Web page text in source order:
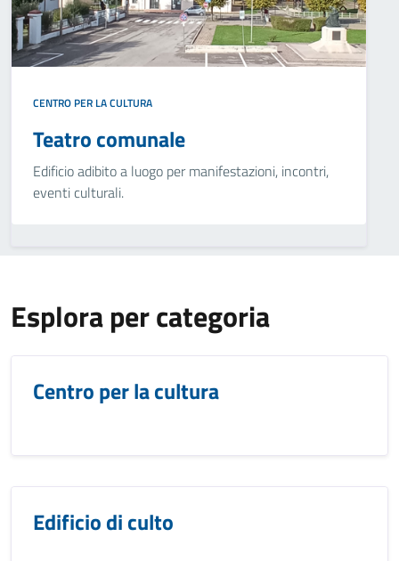
CENTRO PER LA CULTURA
Teatro comunale
Edificio adibito a luogo per manifestazioni, incontri,
eventi culturali.
Esplora per categoria
Centro per la cultura
Edificio di culto